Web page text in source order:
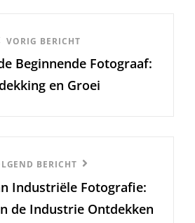
VORIG BERICHT
Beginnende Fotograaf:
en Groei
BERICHT
Industriële Fotografie:
de Industrie Ontdekken